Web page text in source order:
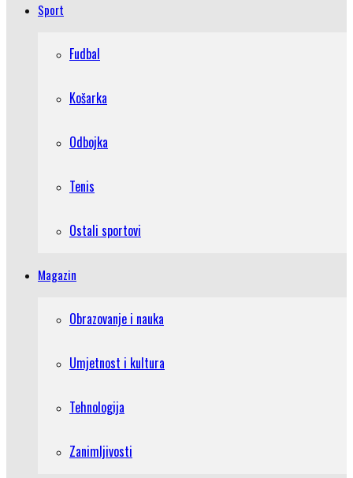
Sport
Fudbal
Košarka
Odbojka
Tenis
Ostali sportovi
Magazin
Obrazovanje i nauka
Umjetnost i kultura
Tehnologija
Zanimljivosti